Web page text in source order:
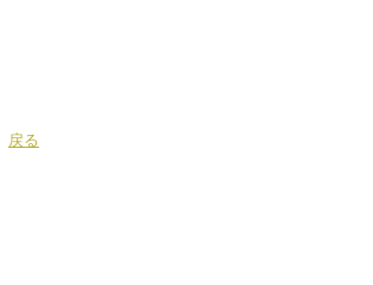
戻る